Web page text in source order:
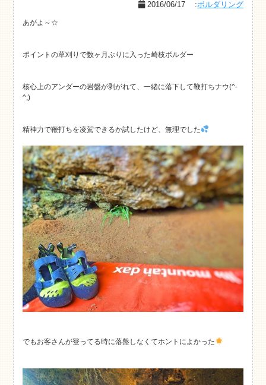
2016/06/17 :ボルダリング
あがよ～☆
ポイントの草刈りで数ヶ月ぶりに入った崎枝ボルダー
核心上のアンダーの岩盤が剥がれて、一緒に落下して鞭打ちナウ(^-
^;)
精神力で鞭打ちを凌駕できるか試したけど、無理でした
でもお客さんが登ってる時に落盤しなくてホントによかった